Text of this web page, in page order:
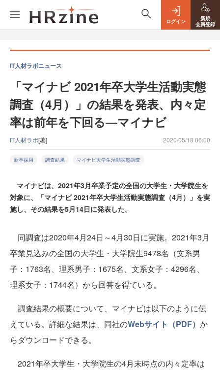
ログイン
新規
会員登録
IT人材ラボニュース
「マイナビ 2021年卒大学生活動実態
調査（4月）」の結果を発表、内々定
率は前年を下回る―マイナビ
IT人材ラボ[著] 2020/05/18 06:00
新卒採用 調査結果 マイナビ大学生活動実態調査
マイナビは、2021年3月卒業予定の全国の大学生・大学院生を
対象に、「マイナビ 2021年卒大学生活動実態調査（4月）」を実
施し、その結果を5月14日に発表した。
同調査は2020年4月24日～4月30日に実施。2021年3月
卒業見込みの全国の大学生・大学院生9478名（文系男
子：1763名、理系男子：1675名、文系女子：4296名、
理系女子：1744名）から回答を得ている。
調査結果の概要について、マイナビは以下のように伝
えている。詳細な結果は、同社のWebサイト（PDF） か
らダウンロードできる。
2021年卒大学生・大学院生の4月末時点の内々定率は